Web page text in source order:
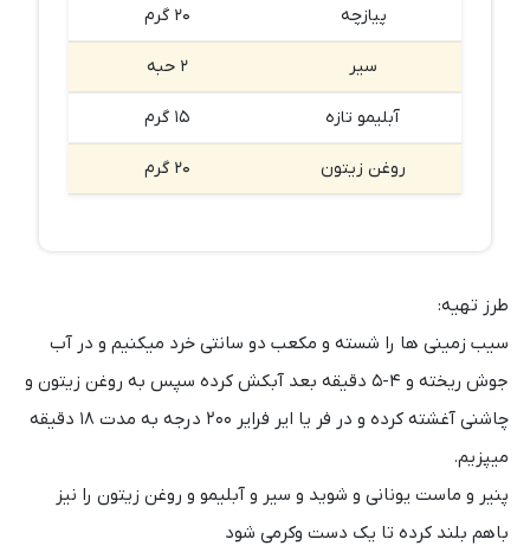
پیازچه ۲۰ گرم
سیر ۲ حبه
آبلیمو تازه ۱۵ گرم
روغن زیتون ۲۰ گرم
طرز تهیه:
سیب زمینی ها را شسته و‌ مکعب دو سانتی خرد میکنیم و در آب
جوش ریخته و ۴-۵ دقیقه بعد آبکش کرده سپس به روغن زیتون و
چاشنی آغشته کرده و در فر یا ایر فرایر ۲۰۰ درجه به مدت ۱۸ دقیقه
میپزیم.
پنیر و ماست یونانی و شوید و سیر و آبلیمو و روغن زیتون را نیز
باهم بلند کرده تا یک دست و‌کرمی شود